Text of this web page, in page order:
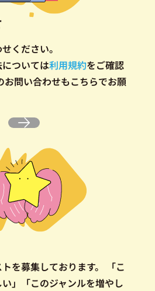
ください。
ついては利用規約をご確認
お問い合わせもこちらでお願
を募集しております。
「こ
」「このジャンルを増やし